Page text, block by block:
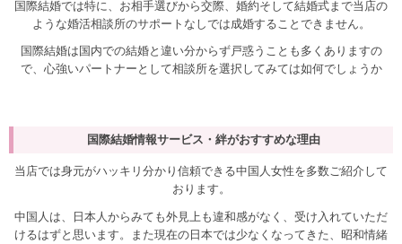
国際結婚では特に、お相手選びから交際、婚約そして結婚式まで当店の
ような婚活相談所のサポートなしでは成婚することできません。
国際結婚は国内での結婚と違い分からず戸惑うことも多くありますの
で、心強いパートナーとして相談所を選択してみては如何でしょうか
国際結婚情報サービス・絆がおすすめな理由
当店では身元がハッキリ分かり信頼できる中国人女性を多数ご紹介して
おります。
中国人は、日本人からみても外見上も違和感がなく、受け入れていただ
けるはずと思います。また現在の日本では少なくなってきた、昭和情緒